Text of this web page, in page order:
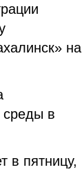
на
среды в
в пятницу,